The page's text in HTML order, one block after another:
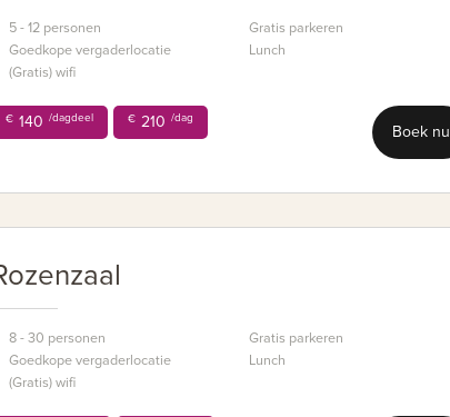
5 - 12 personen
Goedkope vergaderlocatie
(Gratis) wifi
Gratis parkeren
Lunch
€ 140 /dagdeel € 210 /dag
Boek nu
8 - 30 personen
Goedkope vergaderlocatie
(Gratis) wifi
Gratis parkeren
Lunch